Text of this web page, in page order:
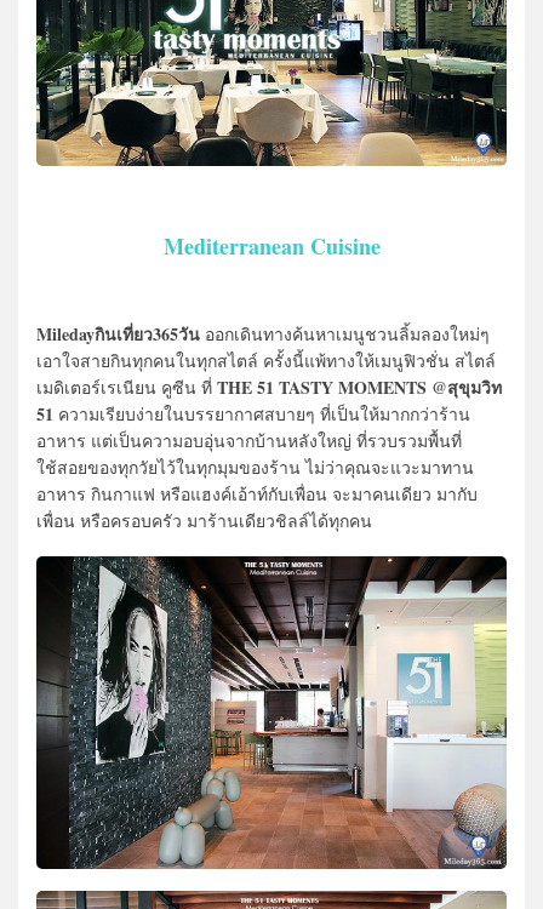
Mediterranean Cuisine
Miledayกินเที่ยว365วัน ออกเดินทางค้นหาเมนูชวนลิ้มลองใหม่ๆ
เอาใจสายกินทุกคนในทุกสไตล์ ครั้งนี้แพ้ทางให้เมนูฟิวชั่น สไตล์
เมดิเตอร์เรเนียน คูซีน ที่ THE 51 TASTY MOMENTS @สุขุมวิท
51 ความเรียบง่ายในบรรยากาศสบายๆ ที่เป็นให้มากกว่าร้าน
อาหาร แต่เป็นความอบอุ่นจากบ้านหลังใหญ่ ที่รวบรวมพื้นที่
ใช้สอยของทุกวัยไว้ในทุกมุมของร้าน ไม่ว่าคุณจะแวะมาทาน
อาหาร กินกาแฟ หรือแฮงค์เอ้าท์กับเพื่อน จะมาคนเดียว มากับ
เพื่อน หรือครอบครัว มาร้านเดียวชิลล์ได้ทุกคน